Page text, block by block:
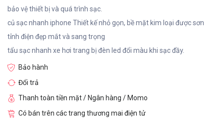
bảo vệ thiết bị và quá trình sạc.
củ sạc nhanh iphone Thiết kế nhỏ gọn, bề mặt kim loại được sơn
tỉnh điện đẹp mắt và sang trọng
tẩu sạc nhanh xe hơi trang bị đèn led đổi màu khi sạc đầy.
Bảo hành
Đổi trả
Thanh toàn tiền mặt / Ngân hàng / Momo
Có bán trên các trang thương mai điện tử